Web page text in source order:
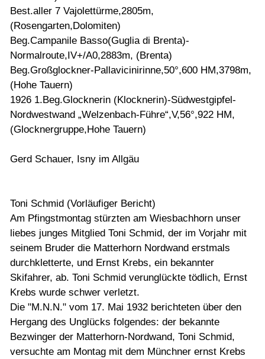
Best.aller 7 Vajolettürme,2805m,
(Rosengarten,Dolomiten)
Beg.Campanile Basso(Guglia di Brenta)-
Normalroute,IV+/A0,2883m, (Brenta)
Beg.Großglockner-Pallavicinirinne,50°,600 HM,3798m,
(Hohe Tauern)
1926 1.Beg.Glocknerin (Klocknerin)-Südwestgipfel-
Nordwestwand „Welzenbach-Führe“,V,56°,922 HM,
(Glocknergruppe,Hohe Tauern)
Gerd Schauer, Isny im Allgäu
Toni Schmid (Vorläufiger Bericht)
Am Pfingstmontag stürzten am Wiesbachhorn unser
liebes junges Mitglied Toni Schmid, der im Vorjahr mit
seinem Bruder die Matterhorn Nordwand erstmals
durchkletterte, und Ernst Krebs, ein bekannter
Skifahrer, ab. Toni Schmid verunglückte tödlich, Ernst
Krebs wurde schwer verletzt.
Die "M.N.N." vom 17. Mai 1932 berichteten über den
Hergang des Unglücks folgendes: der bekannte
Bezwinger der Matterhorn-Nordwand, Toni Schmid,
versuchte am Montag mit dem Münchner ernst Krebs